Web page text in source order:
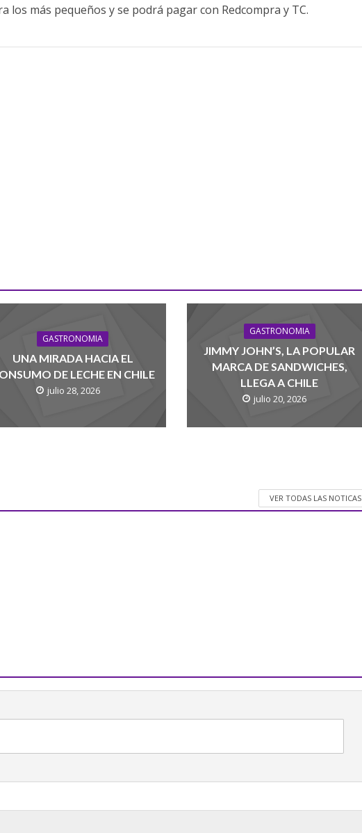
los más pequeños y se podrá pagar con Redcompra y TC.
GASTRONOMIA
UNA MIRADA HACIA EL
DE LECHE EN CHILE
julio 28, 2026
GASTRONOMIA
JIMMY JOHN’S, LA POPULAR
MARCA DE SANDWICHES,
LLEGA A CHILE
julio 20, 2026
VER TODAS LAS NOTICAS